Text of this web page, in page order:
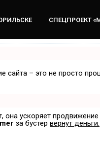
СПЕЦПРОЕКТ
сайта – это не просто
, она ускоряет
за бустер вернут деньги.